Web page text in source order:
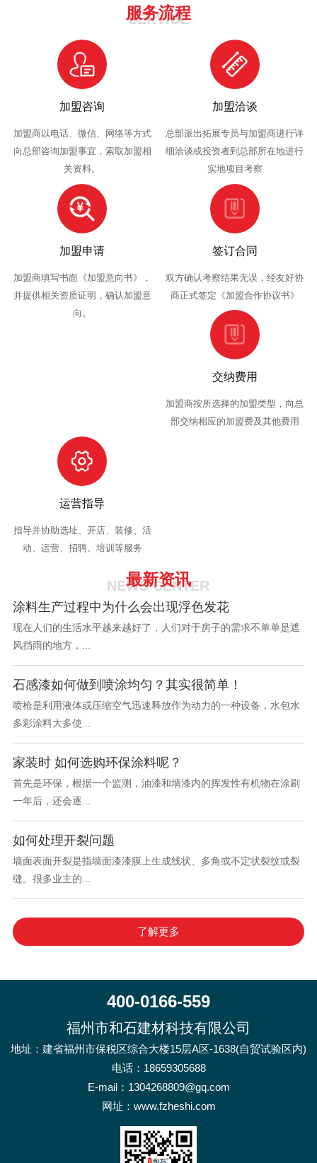
SERVICE
服务流程
加盟咨询
加盟商以电话、微信、网络等方式
向总部咨询加盟事宜，索取加盟相
关资料。
加盟洽谈
总部派出拓展专员与加盟商进行详
细洽谈或投资者到总部所在地进行
实地项目考察
加盟申请
加盟商填写书面《加盟意向书》，
并提供相关资质证明，确认加盟意
向。
签订合同
双方确认考察结果无误，经友好协
商正式签定《加盟合作协议书》
交纳费用
加盟商按所选择的加盟类型，向总
部交纳相应的加盟费及其他费用
运营指导
指导并协助选址、开店、装修、活
动、运营、招聘、培训等服务
NEWS CENTER
最新资讯
涂料生产过程中为什么会出现浮色发花
现在人们的生活水平越来越好了，人们对于房子的需求不单单是遮
风挡雨的地方，...
石感漆如何做到喷涂均匀？其实很简单！
喷枪是利用液体或压缩空气迅速释放作为动力的一种设备，水包水
多彩涂料大多使...
家装时 如何选购环保涂料呢？
首先是环保，根据一个监测，油漆和墙漆内的挥发性有机物在涂刷
一年后，还会逐...
如何处理开裂问题
墙面表面开裂是指墙面漆漆膜上生成线状、多角或不定状裂纹或裂
缝。很多业主的...
了解更多
400-0166-559
福州市和石建材科技有限公司
地址：建省福州市保税区综合大楼15层A区-1638(自贸试验区内)
电话： 18659305688
E-mail：1304268809@gq.com
网址：www.fzheshi.com